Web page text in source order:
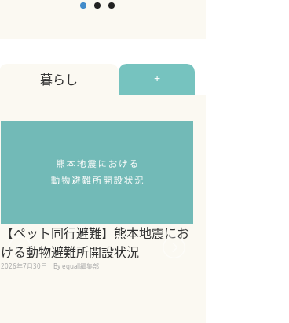
暮らし +
【ペット同行避難】熊本地震にお
ける動物避難所開設状況
2026年7月30日 By equall編集部